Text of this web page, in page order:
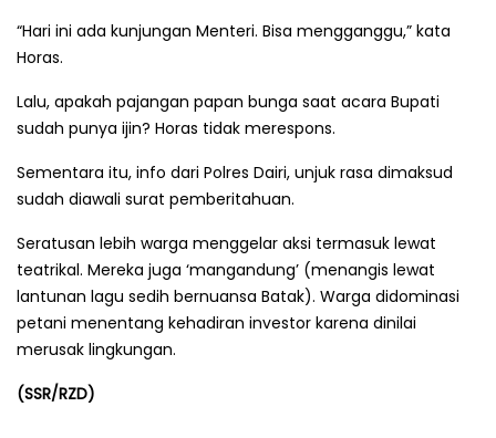
“Hari ini ada kunjungan Menteri. Bisa mengganggu,” kata
Horas.
Lalu, apakah pajangan papan bunga saat acara Bupati
sudah punya ijin? Horas tidak merespons.
Sementara itu, info dari Polres Dairi, unjuk rasa dimaksud
sudah diawali surat pemberitahuan.
Seratusan lebih warga menggelar aksi termasuk lewat
teatrikal. Mereka juga ‘mangandung’ (menangis lewat
lantunan lagu sedih bernuansa Batak). Warga didominasi
petani menentang kehadiran investor karena dinilai
merusak lingkungan.
(SSR/RZD)